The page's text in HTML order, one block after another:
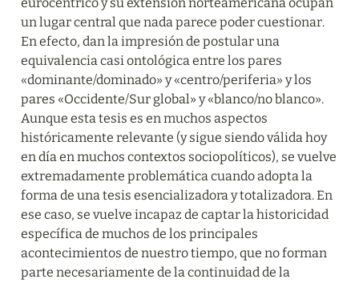
un lugar central que nada parece poder cuestionar.
En efecto, dan la impresión de postular una
equivalencia casi ontológica entre los pares
«dominante/dominado» y «centro/periferia» y los
pares «Occidente/Sur global» y «blanco/no blanco».
Aunque esta tesis es en muchos aspectos
históricamente relevante (y sigue siendo válida hoy
en día en muchos contextos sociopolíticos), se vuelve
extremadamente problemática cuando adopta la
forma de una tesis esencializadora y totalizadora. En
ese caso, se vuelve incapaz de captar la historicidad
específica de muchos de los principales
acontecimientos de nuestro tiempo, que no forman
parte necesariamente de la continuidad de la